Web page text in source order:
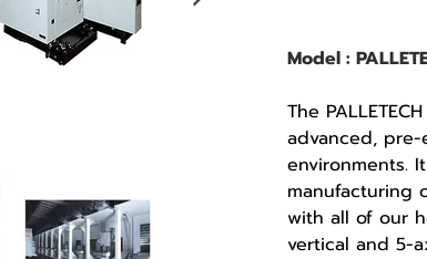
Model :
The
advanced,
environments.
manufacturing
with all of our
vertical and 5-